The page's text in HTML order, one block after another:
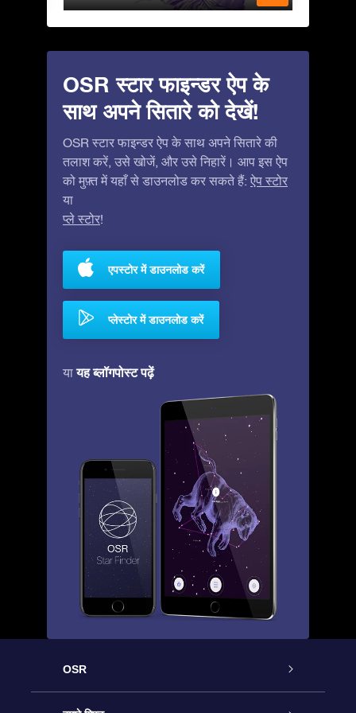
OSR स्टार फाइन्डर ऐप के
साथ अपने सितारे को देखें!
OSR स्टार फाइन्डर ऐप के साथ अपने सितारे की
तलाश करें, उसे खोजें, और उसे निहारें। आप इस ऐप
को मुफ़्त में यहाँ से डाउनलोड कर सकते हैं: ऐप स्टोर
या
प्ले स्टोर!
एपस्टोर में डाउनलोड करें
प्लेस्टोर में डाउनलोड करें
यायह ब्लॉगपोस्ट पढ़ें
OSR